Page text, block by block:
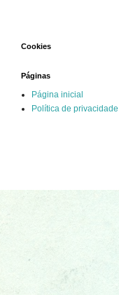
Cookies
Páginas
Página inicial
Política de privacidade